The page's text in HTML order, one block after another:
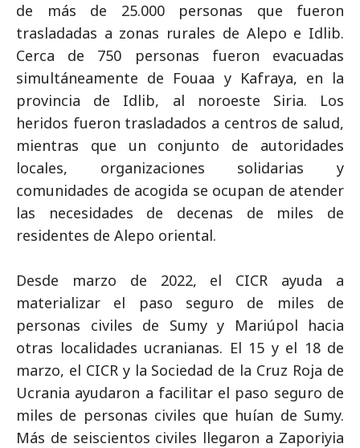
de más de 25.000 personas que fueron
trasladadas a zonas rurales de Alepo e Idlib.
Cerca de 750 personas fueron evacuadas
simultáneamente de Fouaa y Kafraya, en la
provincia de Idlib, al noroeste Siria. Los
heridos fueron trasladados a centros de salud,
mientras que un conjunto de autoridades
locales, organizaciones solidarias y
comunidades de acogida se ocupan de atender
las necesidades de decenas de miles de
residentes de Alepo oriental.
Desde marzo de 2022, el CICR ayuda a
materializar el paso seguro de miles de
personas civiles de Sumy y Mariúpol hacia
otras localidades ucranianas. El 15 y el 18 de
marzo, el CICR y la Sociedad de la Cruz Roja de
Ucrania ayudaron a facilitar el paso seguro de
miles de personas civiles que huían de Sumy.
Más de seiscientos civiles llegaron a Zaporiyia